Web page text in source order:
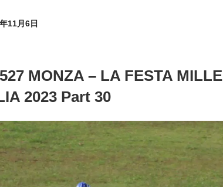
11月6日
MONZA – LA FESTA MILLE
2023 Part 30